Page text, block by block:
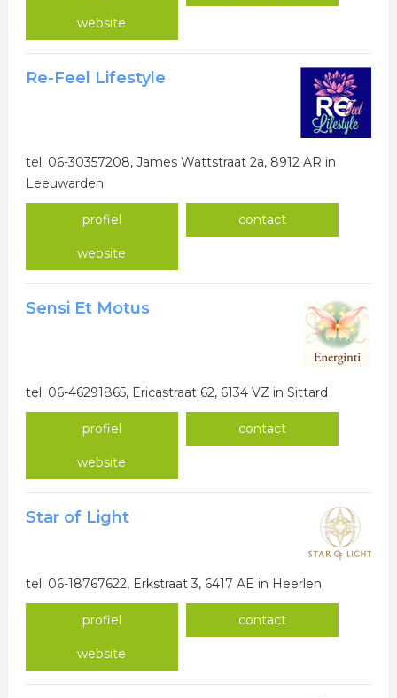
website
Re-Feel Lifestyle
tel. 06-30357208, James Wattstraat 2a, 8912 AR in
Leeuwarden
profiel contact
website
Sensi Et Motus
tel. 06-46291865, Ericastraat 62, 6134 VZ in Sittard
profiel contact
website
Star of Light
tel. 06-18767622, Erkstraat 3, 6417 AE in Heerlen
profiel contact
website